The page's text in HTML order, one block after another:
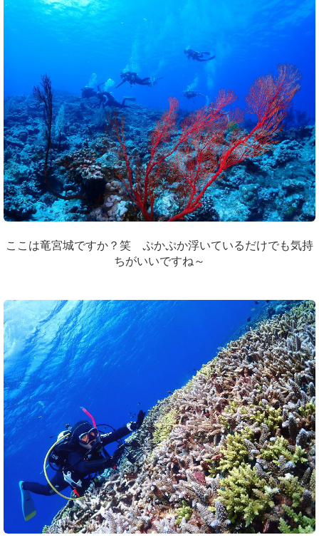
ここは竜宮城ですか？笑 ぷかぷか浮いているだけでも気持
ちがいいですね～